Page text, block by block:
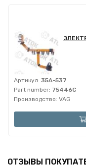
Артикул: 35A-537
Part number: 75446C
Производство: VAG
ОТЗЫВЫ